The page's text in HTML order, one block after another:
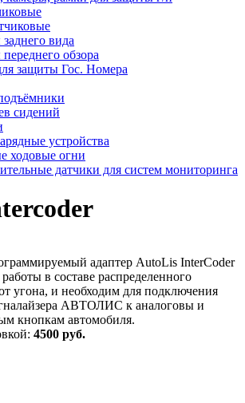
вида
обзора
защиты Гос. Номера
сидений
устройства
ходовые огни
датчики для систем мониторинга
адаптер AutoLis InterCoder
в составе распределенного
угона, и необходим для подключения
АВТОЛИС к аналоговы и
кнопкам автомобиля.
4500 руб.